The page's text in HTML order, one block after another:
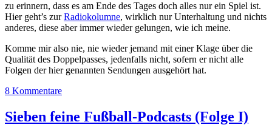
zu erinnern, dass es am Ende des Tages doch alles nur ein Spiel ist.
Hier geht’s zurRadiokolumne, wirklich nur Unterhaltung und nichts
anderes, diese aber immer wieder gelungen, wie ich meine.
Komme mir also nie, nie wieder jemand mit einer Klage über die
Qualität des Doppelpasses, jedenfalls nicht, sofern er nicht alle
Folgen der hier genannten Sendungen ausgehört hat.
8 Kommentare
Sieben feine Fußball-Podcasts (Folge I)